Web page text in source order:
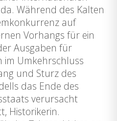
Während des Kalten
auf
Vorhangs für ein
Ausgaben für
im Umkehrschluss
und Sturz des
das Ende des
verursacht
Historikerin.